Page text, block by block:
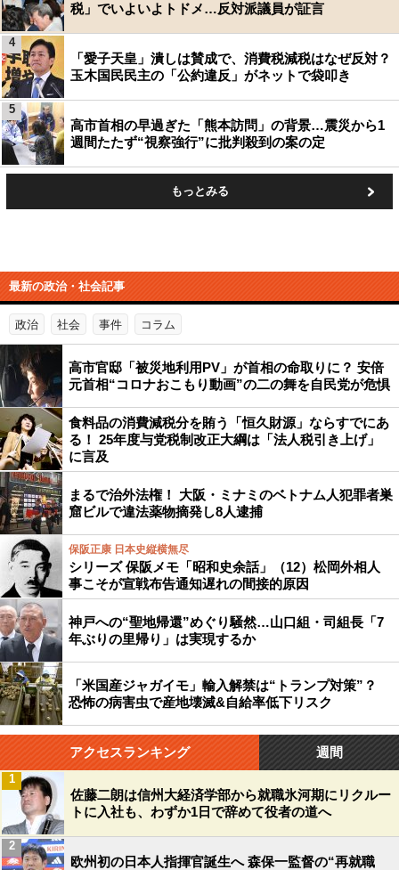
税」でいよいよトドメ…反対派議員が証言
「愛子天皇」潰しは賛成で、消費税減税はなぜ反対？
玉木国民民主の「公約違反」がネットで袋叩き
4
高市首相の早過ぎた「熊本訪問」の背景…震災から1
週間たたず“視察強行”に批判殺到の案の定
5
もっとみる
最新の政治・社会記事
政治 社会 事件 コラム
高市官邸「被災地利用PV」が首相の命取りに？ 安倍
元首相“コロナおこもり動画”の二の舞を自民党が危惧
食料品の消費減税分を賄う「恒久財源」ならすでにあ
る！ 25年度与党税制改正大綱は「法人税引き上げ」
に言及
まるで治外法権！ 大阪・ミナミのベトナム人犯罪者巣
窟ビルで違法薬物摘発し8人逮捕
保阪正康 日本史縦横無尽
シリーズ 保阪メモ「昭和史余話」（12）松岡外相人
事こそが宣戦布告通知遅れの間接的原因
神戸への“聖地帰還”めぐり騒然…山口組・司組長「7
年ぶりの里帰り」は実現するか
「米国産ジャガイモ」輸入解禁は“トランプ対策”？
恐怖の病害虫で産地壊滅&自給率低下リスク
アクセスランキング 週間
佐藤二朗は信州大経済学部から就職氷河期にリクルー
トに入社も、わずか1日で辞めて役者の道へ
1
欧州初の日本人指揮官誕生へ 森保一監督の“再就職
2